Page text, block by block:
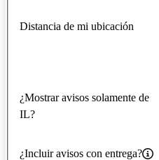
Distancia de mi ubicación
¿Mostrar avisos solamente de
IL?
¿Incluir avisos con entrega?